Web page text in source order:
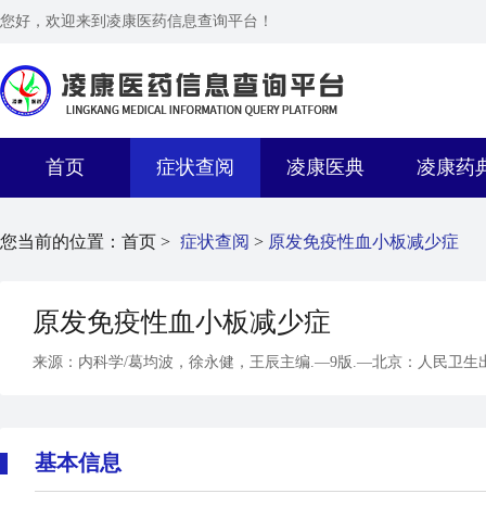
您好，欢迎来到凌康医药信息查询平台！
首页 症状查阅 凌康医典 凌康药
您当前的位置： 首页 > 症状查阅 > 原发免疫性血小板减少症
原发免疫性血小板减少症
来源：内科学/葛均波，徐永健，王辰主编.—9版.—北京：人民卫生
基本信息